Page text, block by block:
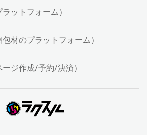
ットフォーム）
材のプラットフォーム）
ジ作成/予約/決済）